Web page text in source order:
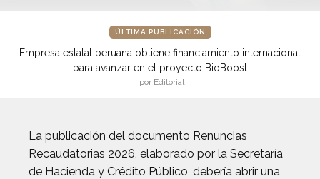
ÚLTIMA PUBLICACIÓN
Empresa estatal peruana obtiene financiamiento internacional
para avanzar en el proyecto BioBoost
por Editorial
La publicación del documento Renuncias
Recaudatorias 2026, elaborado por la Secretaría
de Hacienda y Crédito Público, debería abrir una